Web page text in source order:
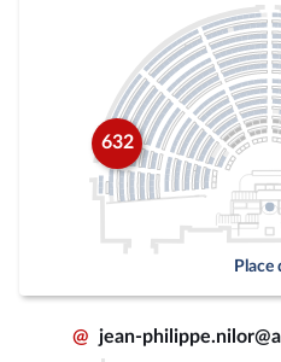
632
Place
@ jean-